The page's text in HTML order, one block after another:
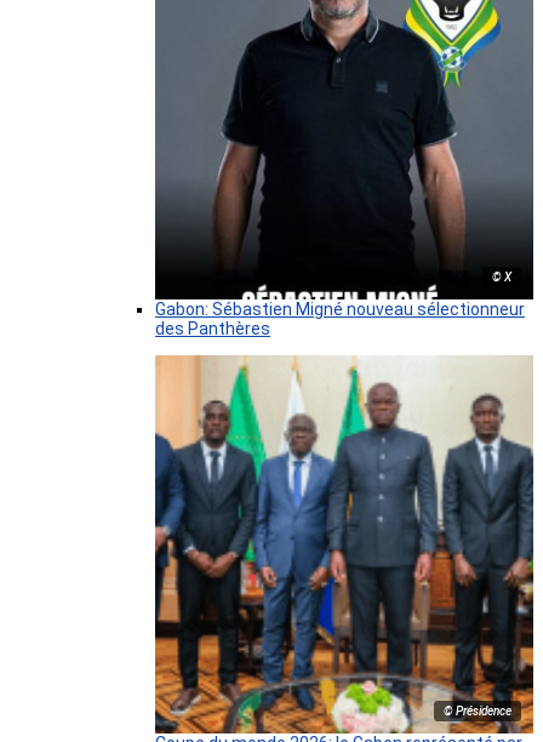
© X
Gabon: Sébastien Migné nouveau sélectionneur
des Panthères
© Présidence